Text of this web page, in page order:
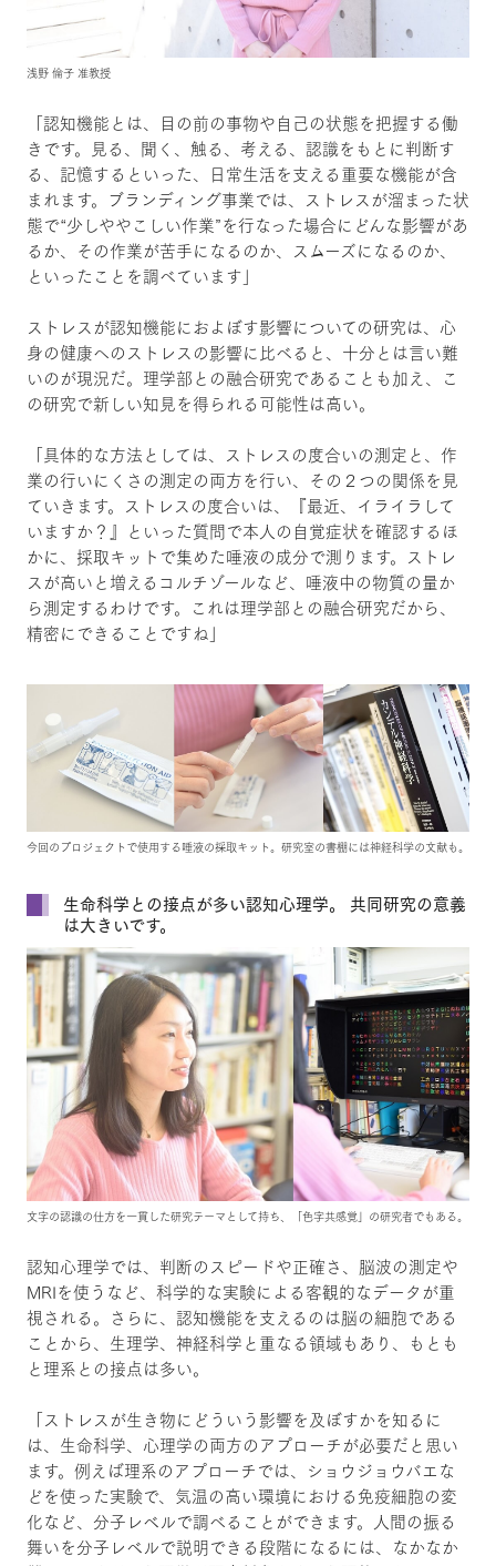
浅野 倫子 准教授
「認知機能とは、目の前の事物や自己の状態を把握する働
きです。見る、聞く、触る、考える、認識をもとに判断す
る、記憶するといった、日常生活を支える重要な機能が含
まれます。ブランディング事業では、ストレスが溜まった状
態で“少しややこしい作業”を行なった場合にどんな影響があ
るか、その作業が苦手になるのか、スムーズになるのか、
といったことを調べています」
ストレスが認知機能におよぼす影響についての研究は、心
身の健康へのストレスの影響に比べると、十分とは言い難
いのが現況だ。理学部との融合研究であることも加え、こ
の研究で新しい知見を得られる可能性は高い。
「具体的な方法としては、ストレスの度合いの測定と、作
業の行いにくさの測定の両方を行い、その２つの関係を見
ていきます。ストレスの度合いは、『最近、イライラして
いますか？』といった質問で本人の自覚症状を確認するほ
かに、採取キットで集めた唾液の成分で測ります。ストレ
スが高いと増えるコルチゾールなど、唾液中の物質の量か
ら測定するわけです。これは理学部との融合研究だから、
精密にできることですね」
今回のプロジェクトで使用する唾液の採取キット。研究室の書棚には神経科学の文献も。
生命科学との接点が多い認知心理学。 共同研究の意義
は大きいです。
文字の認識の仕方を一貫した研究テーマとして持ち、「色字共感覚」の研究者でもある。
認知心理学では、判断のスピードや正確さ、脳波の測定や
MRIを使うなど、科学的な実験による客観的なデータが重
視される。さらに、認知機能を支えるのは脳の細胞である
ことから、生理学、神経科学と重なる領域もあり、もとも
と理系との接点は多い。
「ストレスが生き物にどういう影響を及ぼすかを知るに
は、生命科学、心理学の両方のアプローチが必要だと思い
ます。例えば理系のアプローチでは、ショウジョウバエな
どを使った実験で、気温の高い環境における免疫細胞の変
化など、分子レベルで調べることができます。人間の振る
舞いを分子レベルで説明できる段階になるには、なかなか